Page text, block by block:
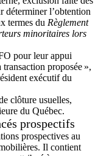
déterminer l’obtention
termes du Règlement
minoritaires lors
pour leur appui
proposée »,
exécutif du
clôture usuelles,
du Québec.
prospectifs
prospectives au
Il contient